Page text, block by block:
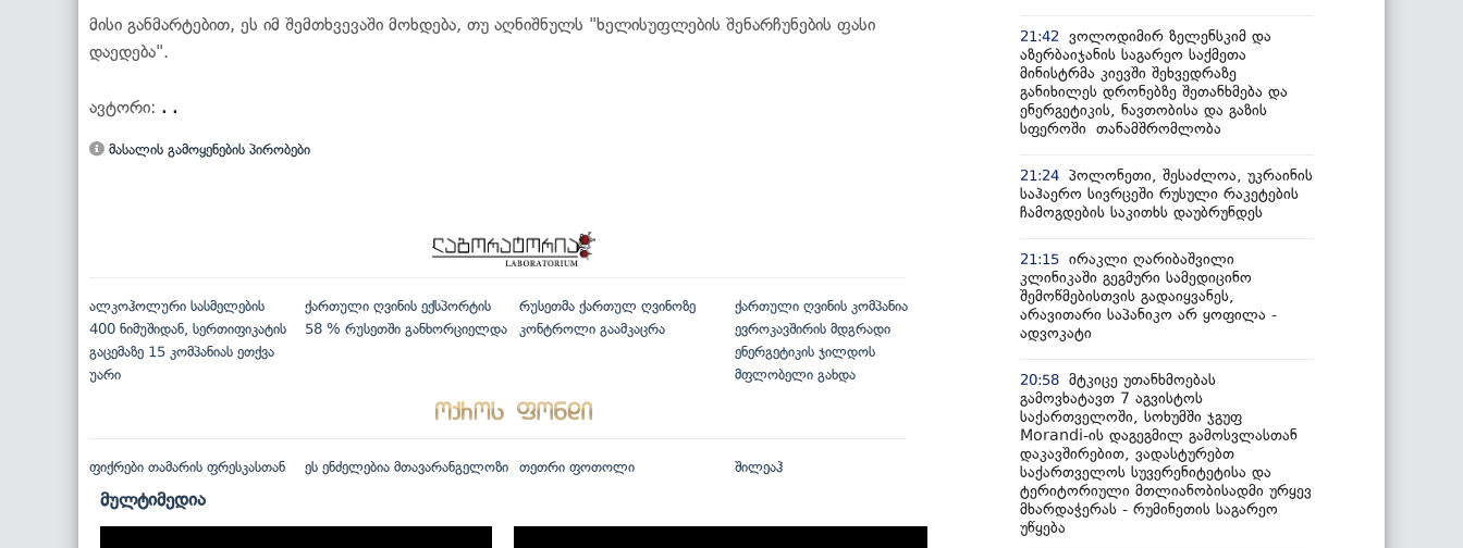
მისი განმარტებით, ეს იმ შემთხვევაში მოხდება, თუ აღნიშნულს "ხელისუფლების შენარჩუნების ფასი
დაედება".
ავტორი: . .
მასალის გამოყენების პირობები
ალკოჰოლური სასმელების
400 ნიმუშიდან, სერთიფიკატის
გაცემაზე 15 კომპანიას ეთქვა
უარი
ქართული ღვინის ექსპორტის
58 % რუსეთში განხორციელდა
რუსეთმა ქართულ ღვინოზე
კონტროლი გაამკაცრა
ქართული ღვინის კომპანია
ევროკავშირის მდგრადი
ენერგეტიკის ჯილდოს
მფლობელი გახდა
ფიქრები თამარის ფრესკასთან ეს ენძელებია მთავარანგელოზი თეთრი ფოთოლი შილეაჰ
მულტიმედია
21:42
ვოლოდიმირ ზელენსკიმ და
აზერბაიჯანის საგარეო საქმეთა
მინისტრმა კიევში შეხვედრაზე
განიხილეს დრონებზე შეთანხმება და
ენერგეტიკის, ნავთობისა და გაზის
სფეროში თანამშრომლობა
21:24 პოლონეთი, შესაძლოა, უკრაინის
საჰაერო სივრცეში რუსული რაკეტების
ჩამოგდების საკითხს დაუბრუნდეს
21:15 ირაკლი ღარიბაშვილი
კლინიკაში გეგმური სამედიცინო
შემოწმებისთვის გადაიყვანეს,
არავითარი საპანიკო არ ყოფილა -
ადვოკატი
20:58 მტკიცე უთანხმოებას
გამოვხატავთ 7 აგვისტოს
საქართველოში, სოხუმში ჯგუფ
Morandi-ის დაგეგმილ გამოსვლასთან
დაკავშირებით, ვადასტურებთ
საქართველოს სუვერენიტეტისა და
ტერიტორიული მთლიანობისადმი ურყევ
მხარდაჭერას - რუმინეთის საგარეო
უწყება